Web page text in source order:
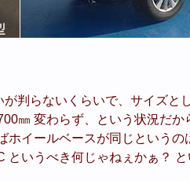
判らないくらいで、サイズと
㎜ 変わらず、という状況だ
ホイールベースが同じというの
いうべき何じゃねぇかぁ？ と